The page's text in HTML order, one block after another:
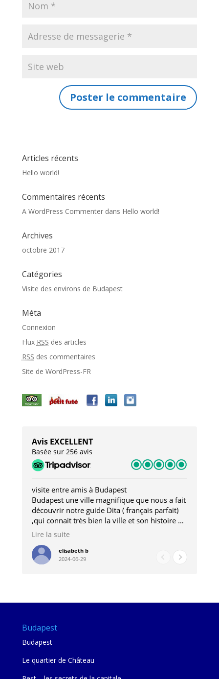
Articles récents
Hello world!
Commentaires récents
A WordPress Commenterdans Hello world!
Archives
octobre 2017
Catégories
Visite des environs de Budapest
Méta
Connexion
Flux RSS des articles
RSS des commentaires
Site de WordPress-FR
Avis EXCELLENT
Basée sur 256 avis
visite entre amis à Budapest
Budapest une ville magnifique que nous a fait
découvrir notre guide Dita ( français parfait)
,qui connait très bien la ville et son histoire et
qui nous a permis d'accéder à des lieux
pour les restaurants . A la fin de notre séjour
nous étions plus avec une amie qu' une guide
Lire la suite
elisabeth b
2024-06-29
Budapest
Budapest
Le quartier de Château